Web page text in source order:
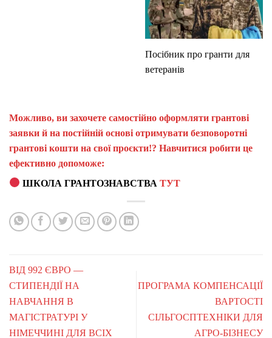
Посібник про гранти для
ветеранів
Можливо, ви захочете самостійно оформляти грантові
заявки й на постійній основі отримувати безповоротні
грантові кошти на свої проєкти!? Навчитися робити це
ефективно допоможе:
ШКОЛА ГРАНТОЗНАВСТВАТУТ
ВІД 992 ЄВРО —
СТИПЕНДІЇ НА
НАВЧАННЯ В
МАГІСТРАТУРІ У
НІМЕЧЧИНІ ДЛЯ ВСІХ
ПРОГРАМА КОМПЕНСАЦІЇ
ВАРТОСТІ
СІЛЬГОСПТЕХНІКИ ДЛЯ
АГРО-БІЗНЕСУ